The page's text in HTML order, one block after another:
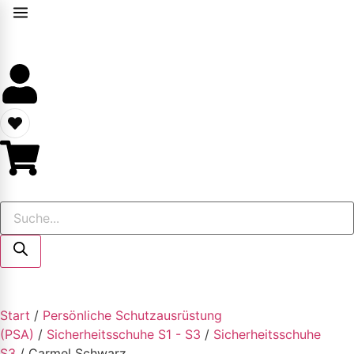
Start / Persönliche Schutzausrüstung
(PSA) / Sicherheitsschuhe S1 - S3 / Sicherheitsschuhe